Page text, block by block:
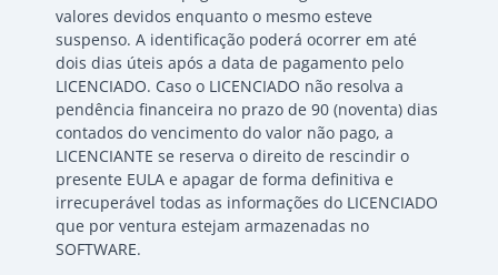
valores devidos enquanto o mesmo esteve
suspenso. A identificação poderá ocorrer em até
dois dias úteis após a data de pagamento pelo
LICENCIADO. Caso o LICENCIADO não resolva a
pendência financeira no prazo de 90 (noventa) dias
contados do vencimento do valor não pago, a
LICENCIANTE se reserva o direito de rescindir o
presente EULA e apagar de forma definitiva e
irrecuperável todas as informações do LICENCIADO
que por ventura estejam armazenadas no
SOFTWARE.